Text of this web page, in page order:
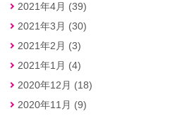
2021年4月 (39)
2021年3月 (30)
2021年2月 (3)
2021年1月 (4)
2020年12月 (18)
2020年11月 (9)